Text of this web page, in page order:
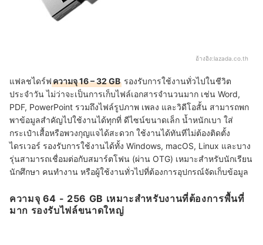
อ้างอิง:lazada.co.th
แฟลชไดร์ฟความจุ 16 – 32 GB รองรับการใช้งานทั่วไปในชีวิต
ประจำวัน ไม่ว่าจะเป็นการเก็บไฟล์เอกสารจำนวนมาก เช่น Word,
PDF, PowerPoint รวมถึงไฟล์รูปภาพ เพลง และวิดีโอสั้น สามารถพก
พาข้อมูลสำคัญไปใช้งานได้ทุกที่ ดีไซน์ขนาดเล็ก น้ำหนักเบา ใส่
กระเป๋าเสื้อหรือพวงกุญแจได้สะดวก ใช้งานได้ทันทีไม่ต้องติดตั้ง
ไดรเวอร์ รองรับการใช้งานได้ทั้ง Windows, macOS, Linux และบาง
รุ่นสามารถเชื่อมต่อกับสมาร์ตโฟน (ผ่าน OTG) เหมาะสำหรับนักเรียน
นักศึกษา คนทำงาน หรือผู้ใช้งานทั่วไปที่ต้องการอุปกรณ์จัดเก็บข้อมูล
ความจุ 64 - 256 GB เหมาะสำหรับงานที่ต้องการพื้นที่
มาก รองรับไฟล์ขนาดใหญ่